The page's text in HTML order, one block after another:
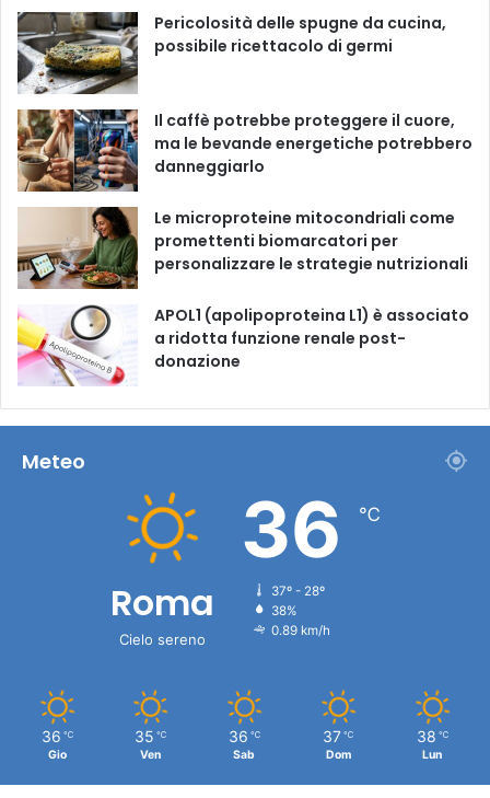
o
k
e
r
a
Pericolosità delle spugne da cucina,
possibile ricettacolo di germi
Il caffè potrebbe proteggere il cuore,
ma le bevande energetiche potrebbero
danneggiarlo
Le microproteine ​​mitocondriali come
promettenti biomarcatori per
personalizzare le strategie nutrizionali
APOL1 (apolipoproteina L1) è associato
a ridotta funzione renale post-
donazione
Meteo
Roma
Cielo sereno
36 ℃
37º - 28º
38%
0.89 km/h
36 ℃
Gio
35 ℃
Ven
36 ℃
Sab
37 ℃
Dom
38 ℃
Lun